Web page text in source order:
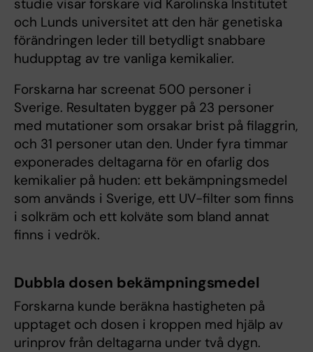
studie visar forskare vid Karolinska Institutet
och Lunds universitet att den här genetiska
förändringen leder till betydligt snabbare
hudupptag av tre vanliga kemikalier.
Forskarna har screenat 500 personer i
Sverige. Resultaten bygger på 23 personer
med mutationer som orsakar brist på filaggrin,
och 31 personer utan den. Under fyra timmar
exponerades deltagarna för en ofarlig dos
kemikalier på huden: ett bekämpningsmedel
som används i Sverige, ett UV-filter som finns
i solkräm och ett kolväte som bland annat
finns i vedrök.
Dubbla dosen bekämpningsmedel
Forskarna kunde beräkna hastigheten på
upptaget och dosen i kroppen med hjälp av
urinprov från deltagarna under två dygn.